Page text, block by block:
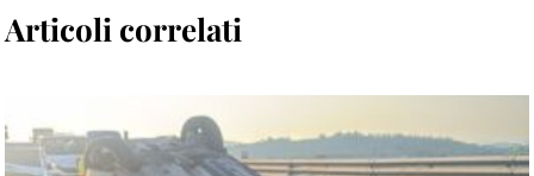
Articoli correlati